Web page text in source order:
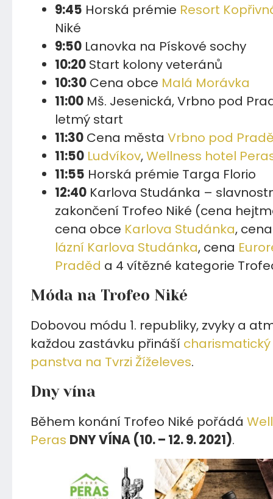
9:45 Horská prémie Resort
Niké
9:50Lanovka na Pískové sochy
10:20Start kolony veteránů
10:30Cena obce Malá Morávka
11:00Mš. Jesenická, Vrbno pod
letmý start
11:30Cena města Vrbno pod
11:50 Ludvíkov,Wellness hotel Per
11:55 Horská prémie Targa Florio
12:40Karlova Studánka –
zakončení Trofeo Niké (cena
cena obce Karlova Studánka,
lázní Karlova Studánka, cena
Praděd a 4 vítězné kategorie
Móda na Trofeo Niké
Dobovou módu 1. republiky, zvyky a
každou zastávku přináší charismatický
panstva na Tvrzi Žíželeves.
Dny vína
Během konání Trofeo Niké pořádá
Peras DNY VÍNA (10. – 12. 9. 2021).